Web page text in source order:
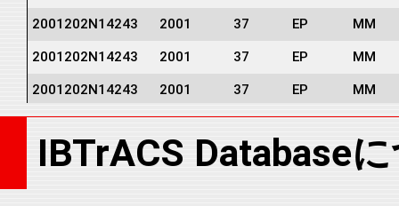
2001202N14243 2001 37 EP MM
2001202N14243 2001 37 EP MM
2001202N14243 2001 37 EP MM
2001202N14243 2001 37 EP MM
2001202N14243 2001 37 EP MM
IBTrACS Database